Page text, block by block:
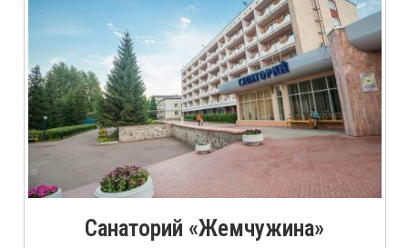
Санаторий «Жемчужина»